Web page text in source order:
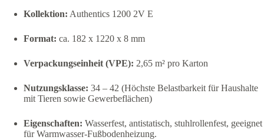
Kollektion: Authentics 1200 2V E
Format: ca. 182 x 1220 x 8 mm
Verpackungseinheit (VPE): 2,65 m² pro Karton
Nutzungsklasse: 34 – 42 (Höchste Belastbarkeit für Haushalte
mit Tieren sowie Gewerbeflächen)
Eigenschaften: Wasserfest, antistatisch, stuhlrollenfest, geeignet
für Warmwasser-Fußbodenheizung.